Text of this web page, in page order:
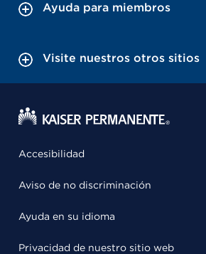
Ayuda para miembros
Visite nuestros otros sitios
Accesibilidad
Aviso de no discriminación
Ayuda en su idioma
Privacidad de nuestro sitio web